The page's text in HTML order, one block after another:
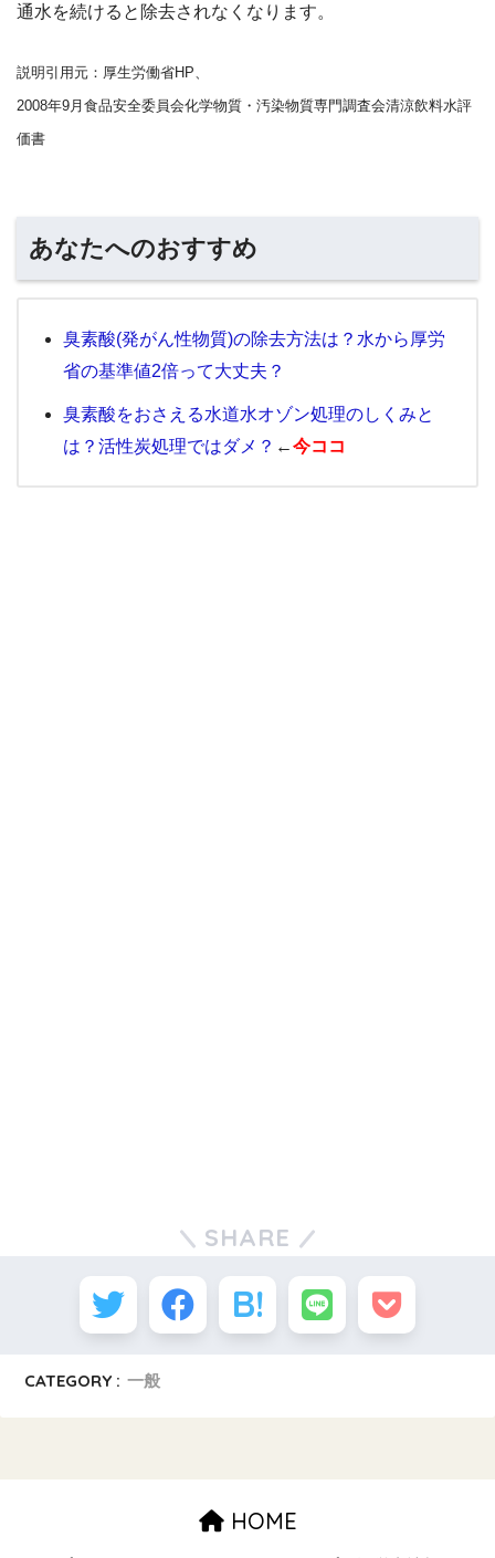
通水を続けると除去されなくなります。
説明引用元：厚生労働省HP、
2008年9月食品安全委員会化学物質・汚染物質専門調査会清涼飲料水評
価書
あなたへのおすすめ
臭素酸(発がん性物質)の除去方法は？水から厚労
省の基準値2倍って大丈夫？
臭素酸をおさえる水道水オゾン処理のしくみと
は？活性炭処理ではダメ？ ←今ココ
SHARE
CATEGORY : 一般
HOME